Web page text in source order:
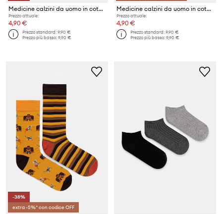
Medicine calzini da uomo in cotone pacco da 2
Prezzo attuale:
4,90 €
Prezzo standard:9,90 €
Prezzo più basso:9,90 €
Medicine calzini da uomo in cotone pacco da 2
Prezzo attuale:
4,90 €
Prezzo standard:9,90 €
Prezzo più basso:9,90 €
-38%
extra -5%* con codice OFF